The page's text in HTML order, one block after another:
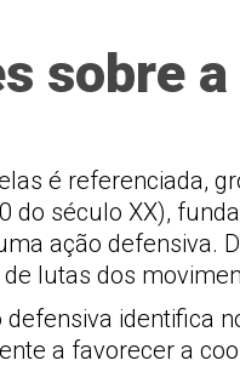
sobre
é referenciada,
do século XX),
ação defensiva.
lutas dos
defensiva identifica
a favorecer a